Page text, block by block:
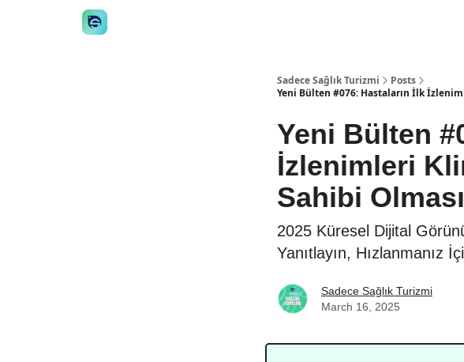
Sadece Sağlık Turizmi
Posts
Yeni Bülten #076: Hastaların İlk
Yeni Bülten
İzlenimleri
Sahibi
2025 Küresel Dijital
Yanıtlayın, Hızlanmanız
Sadece Sağlık Turizmi
March 16, 2025